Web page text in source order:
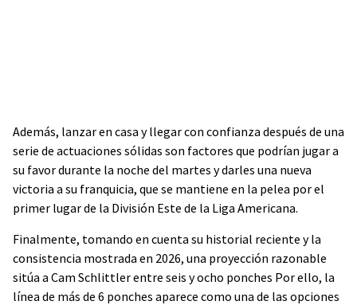
Además, lanzar en casa y llegar con confianza después de una
serie de actuaciones sólidas son factores que podrían jugar a
su favor durante la noche del martes y darles una nueva
victoria a su franquicia, que se mantiene en la pelea por el
primer lugar de la División Este de la Liga Americana.
Finalmente, tomando en cuenta su historial reciente y la
consistencia mostrada en 2026, una proyección razonable
sitúa a Cam Schlittler entre seis y ocho ponches Por ello, la
línea de más de 6 ponches aparece como una de las opciones